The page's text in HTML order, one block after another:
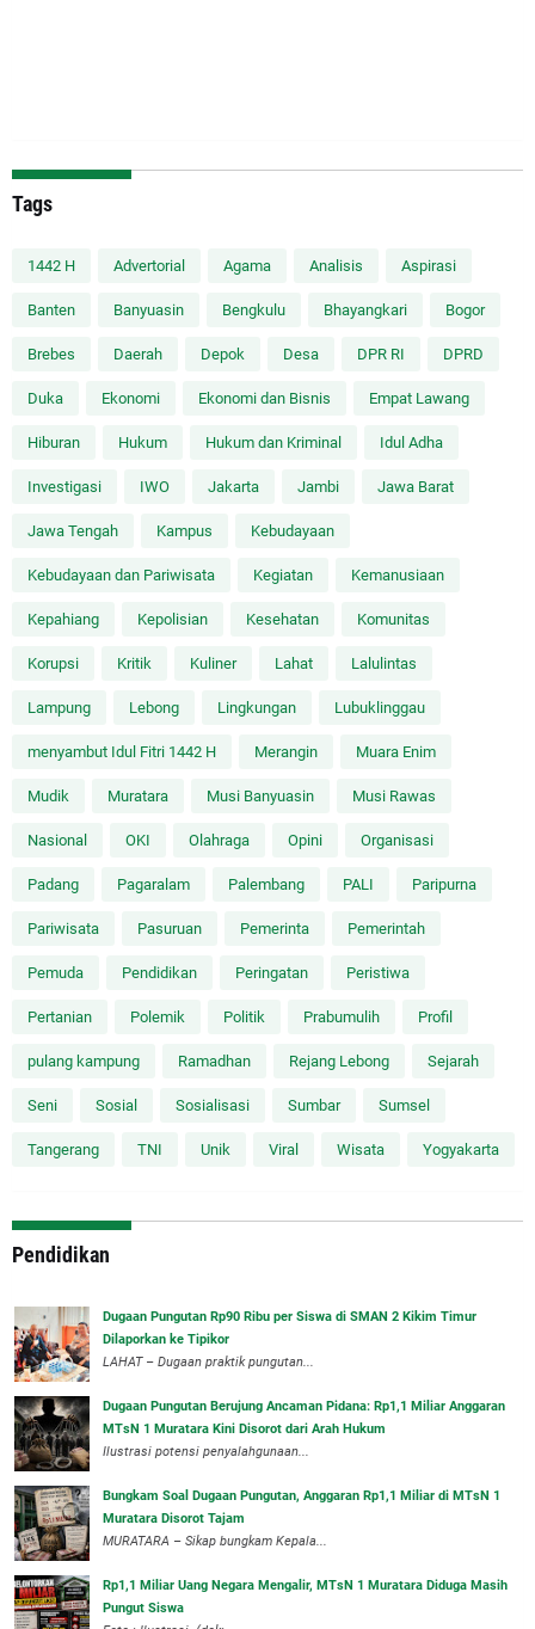
Tags
1442 H Advertorial Agama Analisis Aspirasi
Banten Banyuasin Bengkulu Bhayangkari Bogor
Brebes Daerah Depok Desa DPR RI DPRD
Duka Ekonomi Ekonomi dan Bisnis Empat Lawang
Hiburan Hukum Hukum dan Kriminal Idul Adha
Investigasi IWO Jakarta Jambi Jawa Barat
Jawa Tengah Kampus Kebudayaan
Kebudayaan dan Pariwisata Kegiatan Kemanusiaan
Kepahiang Kepolisian Kesehatan Komunitas
Korupsi Kritik Kuliner Lahat Lalulintas
Lampung Lebong Lingkungan Lubuklinggau
menyambut Idul Fitri 1442 H Merangin Muara Enim
Mudik Muratara Musi Banyuasin Musi Rawas
Nasional OKI Olahraga Opini Organisasi
Padang Pagaralam Palembang PALI Paripurna
Pariwisata Pasuruan Pemerinta Pemerintah
Pemuda Pendidikan Peringatan Peristiwa
Pertanian Polemik Politik Prabumulih Profil
pulang kampung Ramadhan Rejang Lebong Sejarah
Seni Sosial Sosialisasi Sumbar Sumsel
Tangerang TNI Unik Viral Wisata Yogyakarta
Pendidikan
Dugaan Pungutan Rp90 Ribu per Siswa di SMAN 2 Kikim Timur
Dilaporkan ke Tipikor
LAHAT – Dugaan praktik pungutan...
Dugaan Pungutan Berujung Ancaman Pidana: Rp1,1 Miliar Anggaran
MTsN 1 Muratara Kini Disorot dari Arah Hukum
Ilustrasi potensi penyalahgunaan...
Bungkam Soal Dugaan Pungutan, Anggaran Rp1,1 Miliar di MTsN 1
Muratara Disorot Tajam
‎MURATARA – Sikap bungkam Kepala...
‎Rp1,1 Miliar Uang Negara Mengalir, MTsN 1 Muratara Diduga Masih
Pungut Siswa